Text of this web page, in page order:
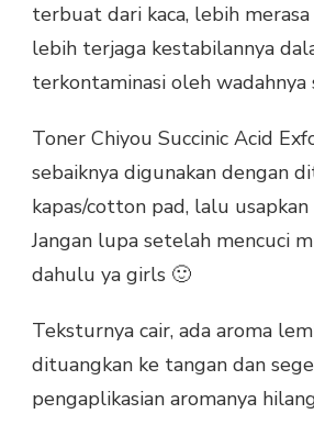
terbuat dari kaca, lebih
lebih terjaga kestabilannya
terkontaminasi oleh wadahnya
Toner Chiyou Succinic Acid
sebaiknya digunakan dengan
kapas/cotton pad, lalu
Jangan lupa setelah mencuci
dahulu ya girls 🙂
Teksturnya cair, ada aroma
dituangkan ke tangan dan
pengaplikasian aromanya